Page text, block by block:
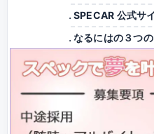
SPECAR 公式サ
なるにはの３つ